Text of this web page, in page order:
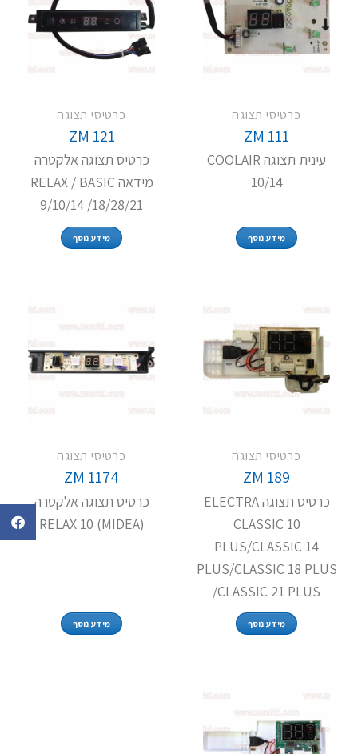
כרטיסי תצוגה
ZM 111
עינית תצוגה COOLAIR
10/14
מידע נוסף
כרטיסי תצוגה
ZM 121
כרטיס תצוגה אלקטרה
מידאה RELAX / BASIC
9/10/14 /18/28/21
מידע נוסף
כרטיסי תצוגה
ZM 189
כרטיס תצוגה ELECTRA
CLASSIC 10
PLUS/CLASSIC 14
PLUS/CLASSIC 18 PLUS
/CLASSIC 21 PLUS
מידע נוסף
כרטיסי תצוגה
ZM 1174
כרטיס תצוגה אלקטרה
RELAX 10 (MIDEA)
מידע נוסף